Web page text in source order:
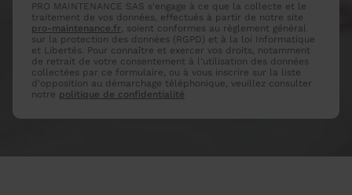
PRO MAINTENANCE SAS s'engage à ce que la collecte et le
traitement de vos données, effectués à partir de notre site
pro-maintenance.fr, soient conformes au règlement général
sur la protection des données (RGPD) et à la loi Informatique
et Libertés. Pour connaître et exercer vos droits, notamment
de retrait de votre consentement à l'utilisation des données
collectées par ce formulaire, ou à vous inscrire sur la liste
d'opposition au démarchage téléphonique, veuillez consulter
notre politique de confidentialité